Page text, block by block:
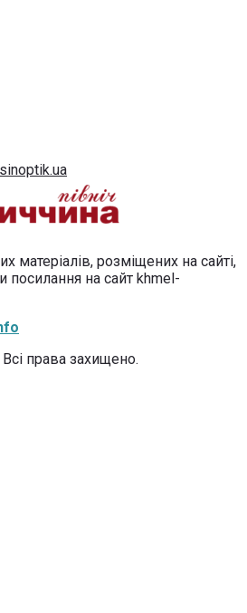
sinoptik.ua
матеріалів, розміщених на сайті,
посилання на сайт khmel-
права захищено.